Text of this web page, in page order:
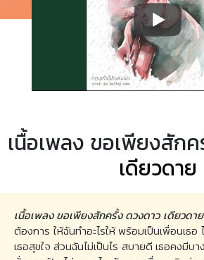
เนื้อเพลง ขอเพียงสักค
เดียวดาย
เนื้อเพลง ขอเพียงสักครั้ง ดวงดาว เดียวดา
ต้องการ ให้ฉันทำอะไรให้ พร้อมเป็นเพื่อนเธอ
เธอสุขใจ ส่วนฉันไม่เป็นไร สบายดี เธอคงมีบ